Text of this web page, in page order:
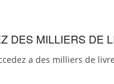
DES MILLIERS DE
a des milliers de